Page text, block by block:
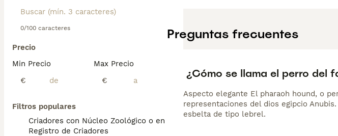
0/100 caracteres
Precio
Min Precio
€
Max Precio
€
Filtros populares
Criadores con Núcleo Zoológico o en el
Registro de Criadores
Preguntas frecuentes
¿Cómo se llama el perro del
Aspecto elegante El pharaoh hound, o
representaciones del dios egipcio
esbelta de tipo lebrel.